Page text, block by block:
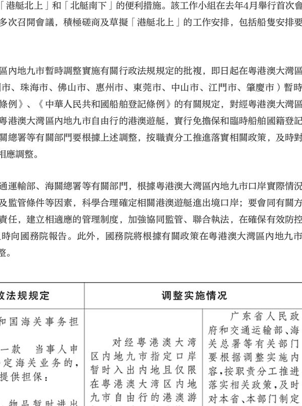
港艇北上」和「北艇南下」的便利措施。該工作小組在去年4月舉行首次
次召開會議，積極磋商及草擬「港艇北上」的工作安排，包括船隻安排
內地九市暫時調整實施有關行政法規規定的批複，即日起在粵港澳大灣
、珠海市、佛山市、惠州市、東莞市、中山市、江門市、肇慶市）暫
例》、《中華人民共和國船舶登記條例》的有關規定，對經粵港澳大灣
港澳大灣區內地九市自由行的港澳遊艇，實行免擔保和臨時船舶國籍登
總署等有關部門要根據上述調整，按職責分工推進落實相關政策，及時
調整。
運輸部、海關總署等有關部門，根據粵港澳大灣區內地九市口岸實際情
監管條件等因素，科學合理確定相關港澳遊艇進出境口岸；要會同有關
任，建立相適應的管理制度，加強協同監管、聯合執法，在確保有效防
向國務院報告。此外，國務院將根據有關政策在粵港澳大灣區內地九